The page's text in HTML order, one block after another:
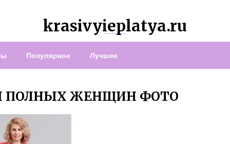
krasivyieplatya.ru
Популярное Лучшее
ПОЛНЫХ ЖЕНЩИН ФОТО